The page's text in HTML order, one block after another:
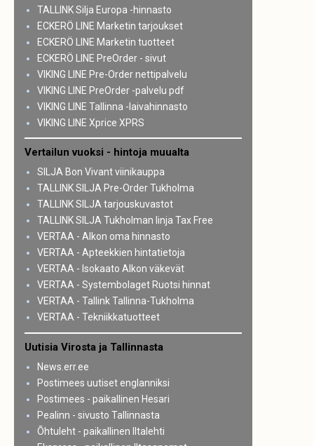
TALLINK Silja Europa -hinnasto
ECKERÖ LINE Marketin tarjoukset
ECKERÖ LINE Marketin tuotteet
ECKERÖ LINE PreOrder - sivut
VIKING LINE Pre-Order nettipalvelu
VIKING LINE PreOrder -palvelu pdf
VIKING LINE Tallinna -laivahinnasto
VIKING LINE Xprice XPRS
Vertailun vuoksi - hintoja muualta
SILJA Bon Vivant viinikauppa
TALLINK SILJA Pre-Order Tukholma
TALLINK SILJA tarjouskuvastot
TALLINK SILJA Tukholman linja Tax Free
VERTAA - Alkon oma hinnasto
VERTAA - Apteekkien hintatietoja
VERTAA - Isokaato Alkon väkevät
VERTAA - Systembolaget Ruotsi hinnat
VERTAA - Tallink Tallinna-Tukholma
VERTAA - Tekniikkatuotteet
Uutisia Virosta ja Tallinnasta
News.err.ee
Postimees uutiset englanniksi
Postimees - paikallinen Hesari
Pealinn - sivusto Tallinnasta
Õhtuleht - paikallinen Iltalehti